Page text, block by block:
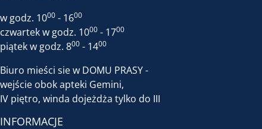
w godz. 1000 - 1600
czwartek w godz. 1000 - 1700
piątek w godz. 800 - 1400
Biuro mieści sie w DOMU PRASY -
wejście obok apteki Gemini,
IV piętro, winda dojeżdża tylko do III
INFORMACJE